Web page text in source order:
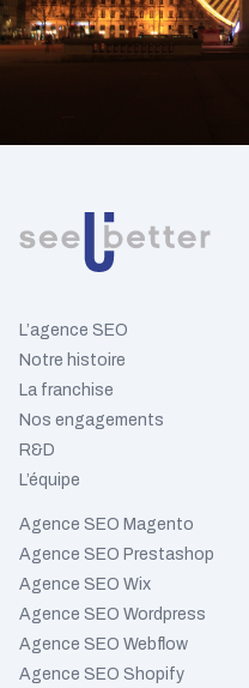
L’agence SEO
Notre histoire
La franchise
Nos engagements
R&D
L’équipe
Agence SEO Magento
Agence SEO Prestashop
Agence SEO Wix
Agence SEO Wordpress
Agence SEO Webflow
Agence SEO Shopify